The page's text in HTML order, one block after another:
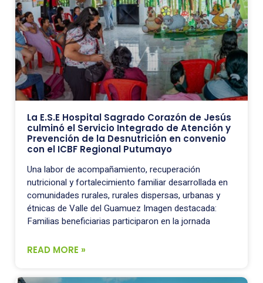
La E.S.E Hospital Sagrado Corazón de Jesús
culminó el Servicio Integrado de Atención y
Prevención de la Desnutrición en convenio
con el ICBF Regional Putumayo
Una labor de acompañamiento, recuperación
nutricional y fortalecimiento familiar desarrollada en
comunidades rurales, rurales dispersas, urbanas y
étnicas de Valle del Guamuez Imagen destacada:
Familias beneficiarias participaron en la jornada
READ MORE »